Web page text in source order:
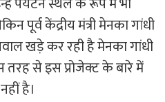
पूर्व केंद्रीय मंत्री मेनका गांधी
खड़े कर रही है मेनका गांधी
से इस प्रोजेक्ट के बारे में
है।